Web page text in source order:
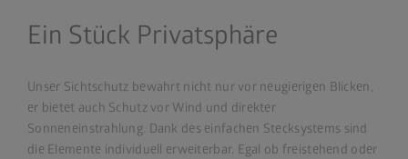
Ein Stück Privatsphäre
Unser Sichtschutz bewahrt nicht nur vor neugierigen Blicken,
er bietet auch Schutz vor Wind und direkter
Sonneneinstrahlung. Dank des einfachen Stecksystems sind
die Elemente individuell erweiterbar. Egal ob freistehend oder